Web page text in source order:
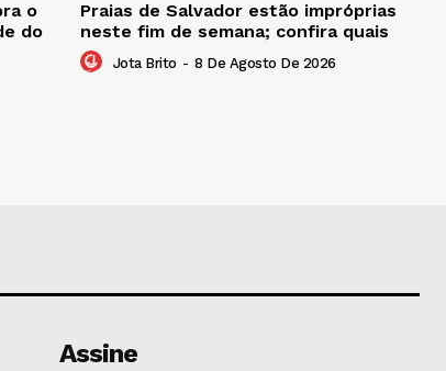
o
do
Praias de Salvador estão impróprias
neste fim de semana; confira quais
Jota Brito - 8 De Agosto De 2026
Assine